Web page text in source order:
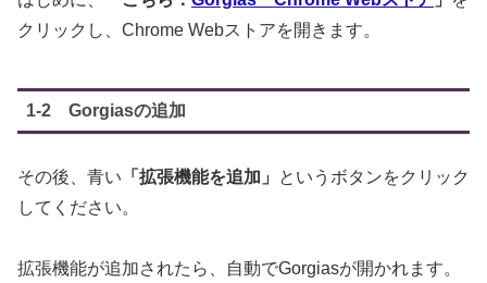
クリックし、Chrome Webストアを開きます。
1-2 Gorgiasの追加
その後、青い 「拡張機能を追加」
というボタンをクリック
してください。
拡張機能が追加されたら、自動でGorgiasが開かれます。